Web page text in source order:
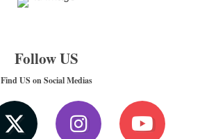
Follow US
Find US on Social Medias